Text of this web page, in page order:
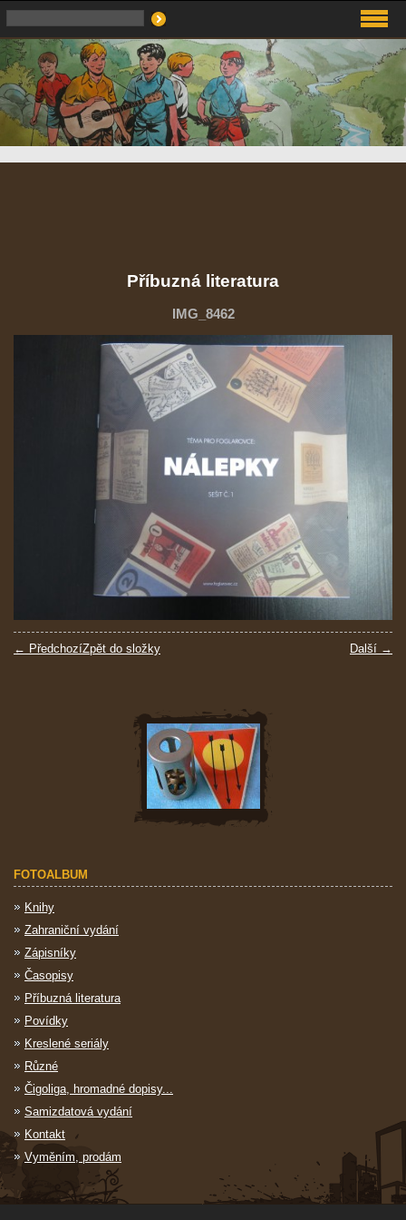
Příbuzná literatura
IMG_8462
← Předchozí Další →
Zpět do složky
FOTOALBUM
Knihy
Zahraniční vydání
Zápisníky
Časopisy
Příbuzná literatura
Povídky
Kreslené seriály
Různé
Čigoliga, hromadné dopisy...
Samizdatová vydání
Kontakt
Vyměním, prodám